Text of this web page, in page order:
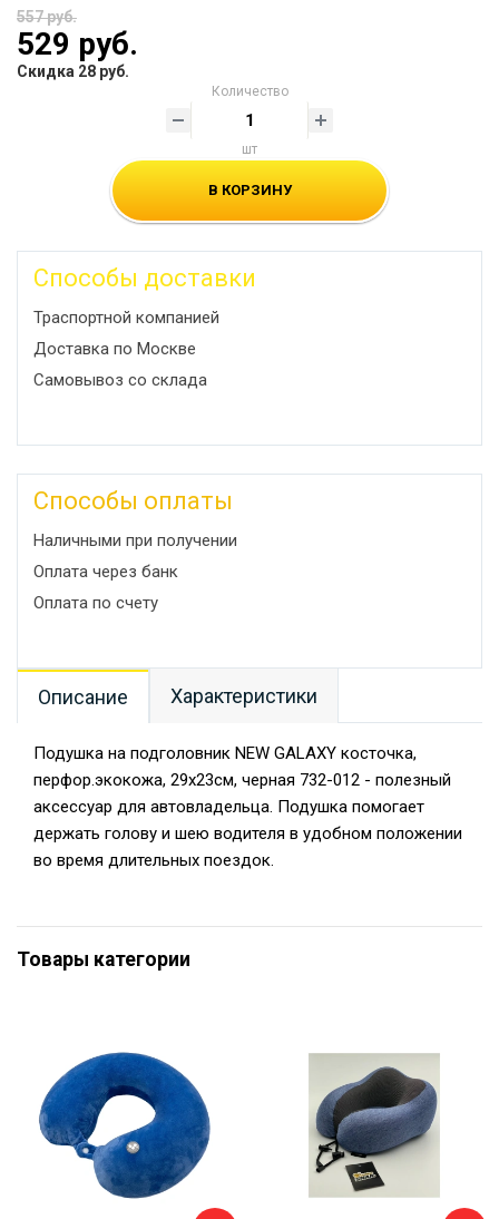
557 руб.
529 руб.
Скидка 28 руб.
Количество
шт
В КОРЗИНУ
Способы доставки
Траспортной компанией
Доставка по Москве
Самовывоз со склада
Способы оплаты
Наличными при получении
Оплата через банк
Оплата по счету
Описание Характеристики
Подушка на подголовник NEW GALAXY косточка,
перфор.экокожа, 29x23см, черная 732-012 - полезный
аксессуар для автовладельца. Подушка помогает
держать голову и шею водителя в удобном положении
во время длительных поездок.
Товары категории